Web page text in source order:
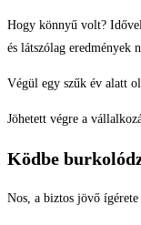
Hogy könnyű volt?
és látszólag eredmények
Végül egy szűk év alatt
Jöhetett végre a
Ködbe
Nos, a biztos jövő